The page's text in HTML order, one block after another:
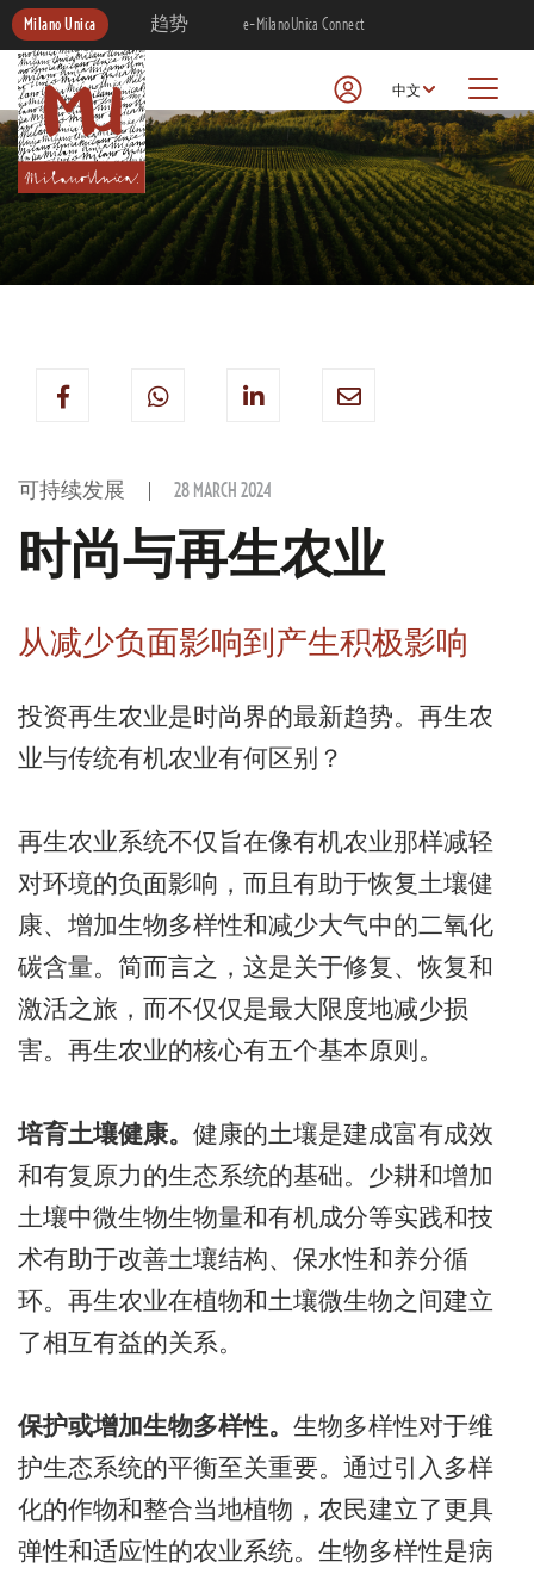
Milano Unica 趋势 e-MilanoUnica Connect
中文
可持续发展 28 MARCH 2024
时尚与再生农业
从减少负面影响到产生积极影响
投资再生农业是时尚界的最新趋势。再生农
业与传统有机农业有何区别？
再生农业系统不仅旨在像有机农业那样减轻
对环境的负面影响，而且有助于恢复土壤健
康、增加生物多样性和减少大气中的二氧化
碳含量。简而言之，这是关于修复、恢复和
激活之旅，而不仅仅是最大限度地减少损
害。再生农业的核心有五个基本原则。
培育土壤健康。 健康的土壤是建成富有成效
和有复原力的生态系统的基础。少耕和增加
土壤中微生物生物量和有机成分等实践和技
术有助于改善土壤结构、保水性和养分循
环。再生农业在植物和土壤微生物之间建立
了相互有益的关系。
保护或增加生物多样性。 生物多样性对于维
护生态系统的平衡至关重要。通过引入多样
化的作物和整合当地植物，农民建立了更具
弹性和适应性的农业系统。生物多样性是病